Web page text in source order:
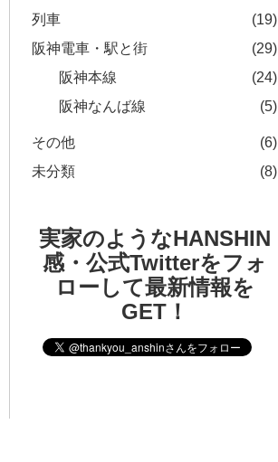
列車
(19)
阪神電車・駅と街
(29)
阪神本線
(24)
阪神なんば線
(5)
その他
(6)
未分類
(8)
実家のようなHANSHIN
感・公式Twitterをフォ
ローして最新情報を
GET！